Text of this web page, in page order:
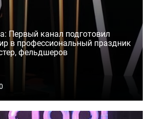
Первый канал подготовил
в профессиональный праздник
фельдшеров